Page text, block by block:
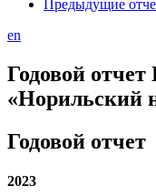
Предыдущие
en
Годовой
«Норильский
Годовой отчет
2023